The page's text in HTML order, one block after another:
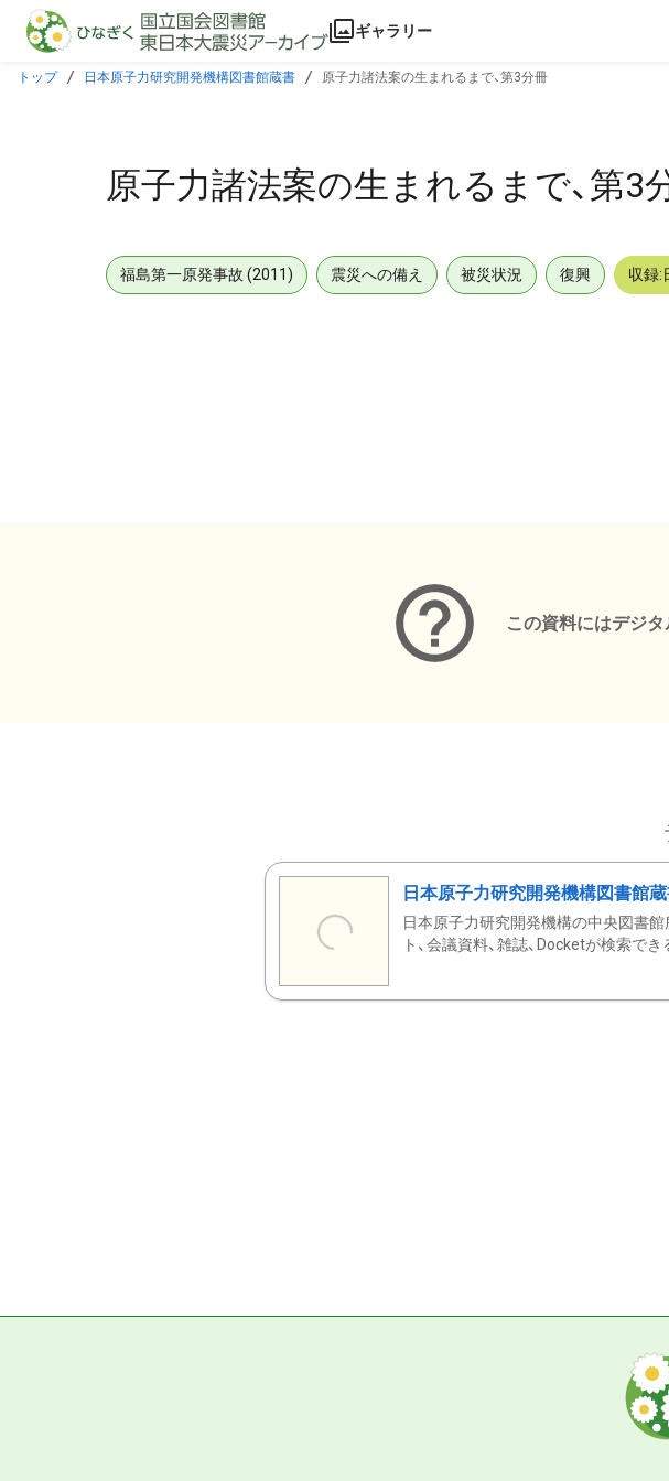
本文に飛ぶ
ギャラリー
トップ 日本原子力研究開発機構図書館蔵書 原子力諸法案の生まれるまで、第3分冊
原子力諸法案の生まれるまで、第3
福島第一原発事故 (2011) 震災への備え 被災状況 復興 収録:
この資料にはデジタ
日本原子力研究開発機構図書館
日本原子力研究開発機構の中央図書
ト、会議資料、雑誌、Docketが検索でき